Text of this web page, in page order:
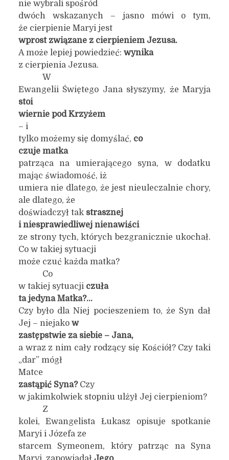
nie wybrali spośród
dwóch wskazanych – jasno mówi o tym,
że cierpienie Maryi jest
wprost związane z cierpieniem Jezusa.
A może lepiej powiedzieć: wynika
z cierpienia Jezusa.
W
Ewangelii Świętego Jana słyszymy, że Maryja
stoi
wiernie pod Krzyżem
– i
tylko możemy się domyślać, co
czuje matka
patrząca na umierającego syna, w dodatku
mając świadomość, iż
umiera nie dlatego, że jest nieuleczalnie chory,
ale dlatego, że
doświadczył tak strasznej
i niesprawiedliwej nienawiści
ze strony tych, których bezgranicznie ukochał.
Co w takiej sytuacji
może czuć każda matka?
Co
w takiej sytuacji czuła
ta jedyna Matka?…
Czy było dla Niej pocieszeniem to, że Syn dał
Jej – niejako w
zastępstwie za siebie – Jana,
a wraz z nim cały rodzący się Kościół? Czy taki
„dar” mógł
Matce
zastąpić Syna? Czy
w jakimkolwiek stopniu ulżył Jej cierpieniom?
Z
kolei, Ewangelista Łukasz opisuje spotkanie
Maryi i Józefa ze
starcem Symeonem, który patrząc na Syna